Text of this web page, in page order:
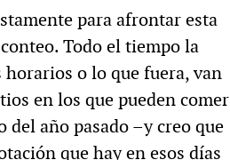
para afrontar esta
Todo el tiempo la
o lo que fuera, van
en los que pueden comer
del año pasado –y creo que
que hay en esos días